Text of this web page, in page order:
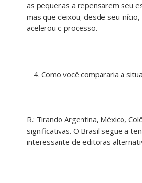
as pequenas a repensarem seu
mas que deixou, desde seu
acelerou o processo.
Como você compararia a
R.: Tirando Argentina, México,
significativas. O Brasil segue a
interessante de editoras